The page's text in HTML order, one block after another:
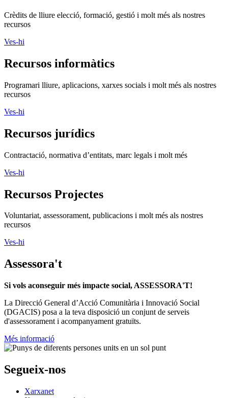
Programari lliure, aplicacions, xarxes socials i molt més als nostres
recursos
Ves-hi
Recursos jurídics
Contractació, normativa d’entitats, marc legals i molt més
recursos
Ves-hi
Assessora't
Si vols aconseguir més impacte social, ASSESSORA'T!
(DGACIS)
Més informació
Segueix-nos
Xarxanet
Actualitat
Tecnologia
Xarxanet
Xarxanet